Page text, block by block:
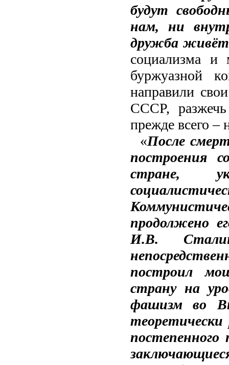
будут
нам, ни
дружба живёт
социализма и
буржуазной
направили
СССР,
прежде всего –
«После
построения
стране,
продолжено
И.В.
построил
страну на
фашизм во
постепенного